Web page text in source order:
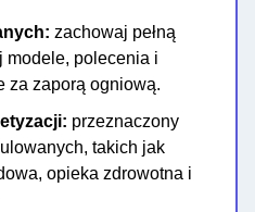
zachowaj pełną
modele, polecenia i
za zaporą ogniową.
przeznaczony
takich jak
opieka zdrowotna i